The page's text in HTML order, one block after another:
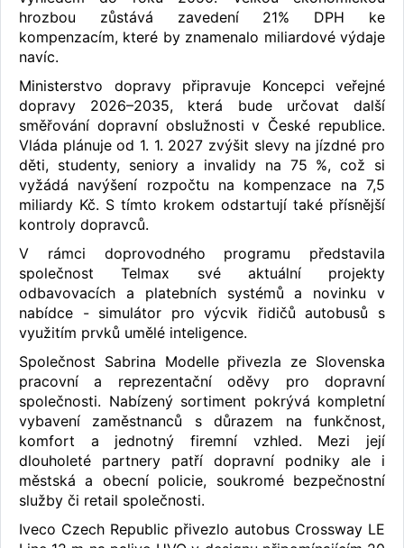
hrozbou zůstává zavedení 21% DPH ke
kompenzacím, které by znamenalo miliardové výdaje
navíc.
Ministerstvo dopravy připravuje Koncepci veřejné
dopravy 2026–2035, která bude určovat další
směřování dopravní obslužnosti v České republice.
Vláda plánuje od 1. 1. 2027 zvýšit slevy na jízdné pro
děti, studenty, seniory a invalidy na 75 %, což si
vyžádá navýšení rozpočtu na kompenzace na 7,5
miliardy Kč. S tímto krokem odstartují také přísnější
kontroly dopravců.
V rámci doprovodného programu představila
společnost Telmax své aktuální projekty
odbavovacích a platebních systémů a novinku v
nabídce - simulátor pro výcvik řidičů autobusů s
využitím prvků umělé inteligence.
Společnost Sabrina Modelle přivezla ze Slovenska
pracovní a reprezentační oděvy pro dopravní
společnosti. Nabízený sortiment pokrývá kompletní
vybavení zaměstnanců s důrazem na funkčnost,
komfort a jednotný firemní vzhled. Mezi její
dlouholeté partnery patří dopravní podniky ale i
městská a obecní policie, soukromé bezpečnostní
služby či retail společnosti.
Iveco Czech Republic přivezlo autobus Crossway LE